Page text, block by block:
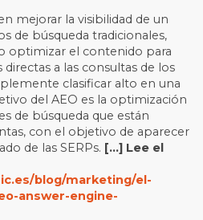
mejorar la visibilidad de un
de búsqueda tradicionales,
optimizar el contenido para
a las consultas de los
clasificar alto en una
del AEO es la optimización
de búsqueda que están
con el objetivo de aparecer
de las SERPs. […] Lee el
blog/marketing/el-
answer-engine-